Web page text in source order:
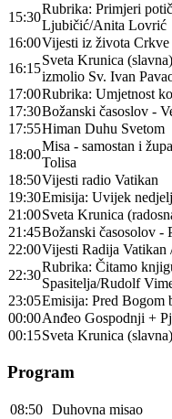
15:30
Rubrika: Primjeri
Ljubičić/Anita Lovrić
16:00Vijesti iz života
16:15
Sveta Krunica
izmolio Sv. Ivan
17:00Rubrika: Umjetnost
17:30Božanski časoslov -
17:55Himan Duhu Svetom
18:00
Misa - samostan i
Tolisa
18:50Vijesti radio Vatikan
19:30Emisija: Uvijek
21:00Sveta Krunica
21:45Božanski časosolov -
22:00Vijesti Radija Vatikan
22:30
Rubrika: Čitamo
Spasitelja/Rudolf
23:05Emisija: Pred Bogom
00:00Anđeo Gospodnji +
00:15Sveta Krunica (slavna)
Program
08:50 Duhovna misao